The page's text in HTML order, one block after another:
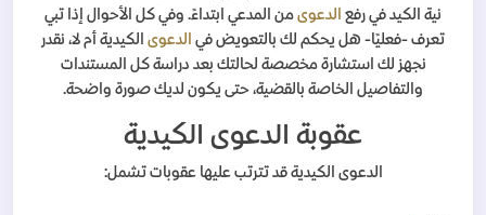
نية الكيد في رفع الدعوى من المدعي ابتداءً. وفي كل الأحوال إذا تبي
تعرف -فعليًا- هل يحكم لك بالتعويض في الدعوى الكيدية أم لا، نقدر
نجهز لك استشارة مخصصة لحالتك بعد دراسة كل المستندات
والتفاصيل الخاصة بالقضية، حتى يكون لديك صورة واضحة.
عقوبة الدعوى الكيدية
الدعوى الكيدية قد تترتب عليها عقوبات تشمل: